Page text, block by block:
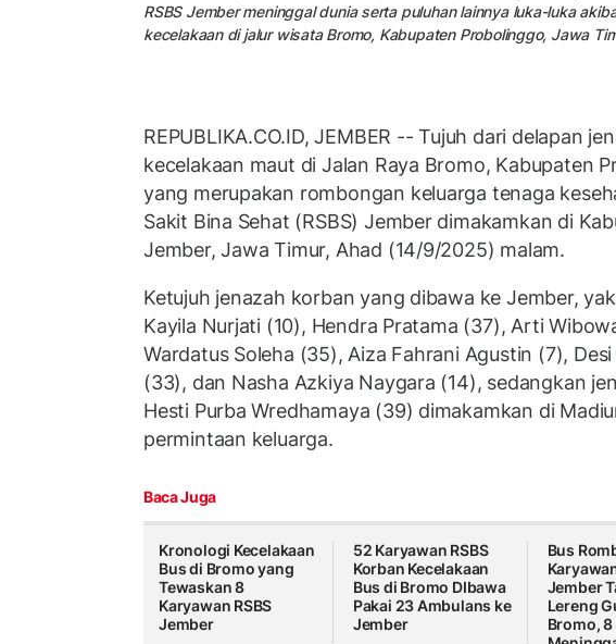
RSBS Jember meninggal dunia serta puluhan lainnya luka-luka
kecelakaan di jalur wisata Bromo, Kabupaten Probolinggo, Jawa
REPUBLIKA.CO.ID, JEMBER -- Tujuh dari delapan
kecelakaan maut di Jalan Raya Bromo, Kabupaten
yang merupakan rombongan keluarga tenaga
Sakit Bina Sehat (RSBS) Jember dimakamkan di
Jember, Jawa Timur, Ahad (14/9/2025) malam.
Ketujuh jenazah korban yang dibawa ke Jember,
Kayila Nurjati (10), Hendra Pratama (37), Arti
Wardatus Soleha (35), Aiza Fahrani Agustin (7),
(33), dan Nasha Azkiya Naygara (14), sedangkan
Hesti Purba Wredhamaya (39) dimakamkan di
permintaan keluarga.
Baca Juga
Kronologi Kecelakaan
Bus di Bromo yang
Tewaskan 8
Karyawan RSBS
Jember
52 Karyawan RSBS
Korban Kecelakaan
Bus di Bromo DIbawa
Pakai 23 Ambulans ke
Jember
Bus
Jember
Lereng
Bromo,